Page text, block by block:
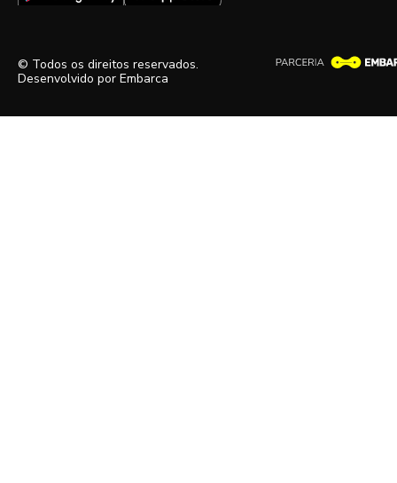
© Todos os direitos reservados.
Desenvolvido por Embarca